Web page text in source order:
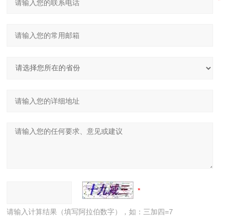
请输入计算结果（填写阿拉伯数字），如：三加四=7